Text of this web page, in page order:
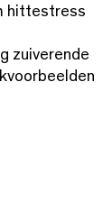
hittestress
zuiverende